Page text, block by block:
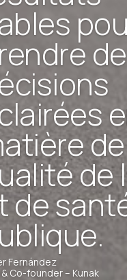
de
de
de
Fernández
& Co-founder – Kunak